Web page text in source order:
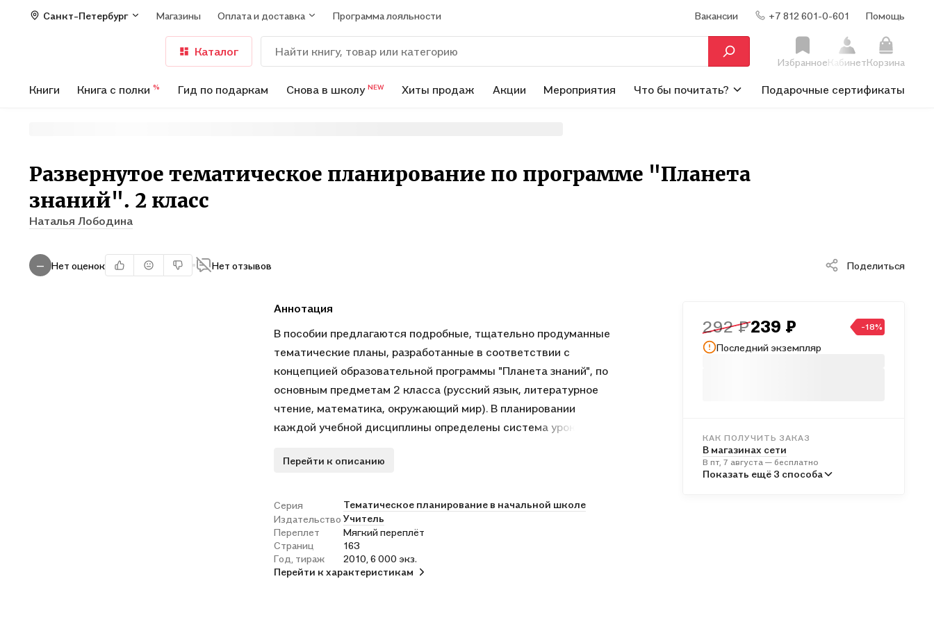
Санкт-Петербург Магазины Оплата и доставка Программа лояльности Вакансии +7 812 601-0-601 Помощь
Каталог
ИзбранноеКабинетКорзина
Книги Книга с полки % Гид по подаркам Снова в школу NEW Хиты продаж Акции Мероприятия Что бы почитать? Подарочные сертификаты
Развернутое тематическое планирование по программе "Планета
знаний". 2 класс
Наталья Лободина
— Нет оценок Нет отзывов Поделиться
Аннотация
В пособии предлагаются подробные, тщательно продуманные
тематические планы, разработанные в соответствии с
концепцией образовательной программы "Планета знаний", по
основным предметам 2 класса (русский язык, литературное
чтение, математика, окружающий мир). В планировании
каждой учебной дисциплины определены система уроков и
учащихся и учителя, спрогнозированы результат и уровень
Предназначено учителям начальных классов, руководителям
методических объединений и заведующим кафедрами
младших классов общеобразовательных заведений; может
быть полезно студентам педагогических колледжей и вузов.
Перейти к описанию
Серия
Тематическое планирование в начальной школе
Издательство Учитель
Переплет
Мягкий переплёт
Страниц
163
Год, тираж
2010, 6 000 экз.
Перейти к характеристикам
292 ₽239 ₽ -18%
Последний экземпляр
КАК ПОЛУЧИТЬ ЗАКАЗ
В магазинах сети
В пт, 7 августа — бесплатно
В пунктах выдачи
Показать ещё 3 способа